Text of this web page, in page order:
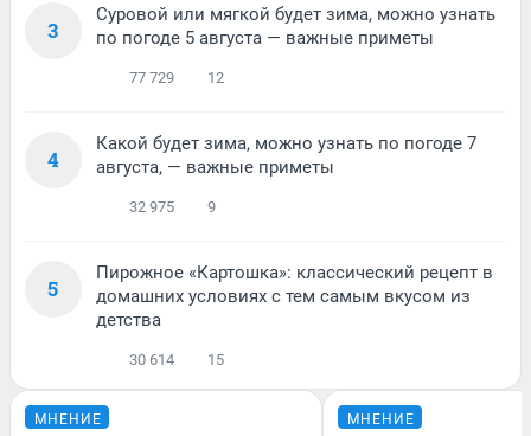
3
Суровой или мягкой будет зима, можно узнать
по погоде 5 августа — важные приметы
77 729 12
4
Какой будет зима, можно узнать по погоде 7
августа, — важные приметы
32 975 9
5
Пирожное «Картошка»: классический рецепт в
домашних условиях с тем самым вкусом из
детства
30 614 15
МНЕНИЕ МНЕНИЕ